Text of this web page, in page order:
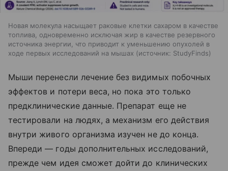
Новая молекула насыщает раковые клетки сахаром в качестве
топлива, одновременно исключая жир в качестве резервного
источника энергии, что приводит к уменьшению опухолей в
ходе первых исследований на мышах
источник: StudyFinds
Мыши перенесли лечение без видимых побочных
эффектов и потери веса, но пока это только
предклинические данные. Препарат еще не
тестировали на людях, а механизм его действия
внутри живого организма изучен не до конца.
Впереди — годы дополнительных исследований,
прежде чем идея сможет дойти до клинических